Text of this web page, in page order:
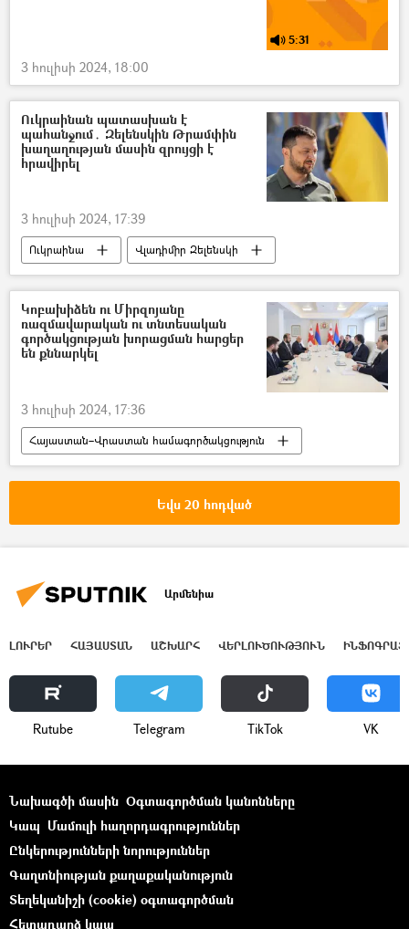
5:31
3 հուլիսի 2024, 18:00
Ուկրաինան պատասխան է
պահանջում․ Զելենսկին Թրամփին
խաղաղության մասին զրույցի է
հրավիրել
3 հուլիսի 2024, 17:39
Ուկրաինա
Վլադիմիր Զելենսկի
ԱՄՆ
Դոնալդ Թրամփ
Պատերազմ
Դոնբասի պաշտպանություն. ՌԴ–ի ռազմական հատուկ գործողությունը Ուկրաինայում
Կոբախիձեն ու Միրզոյանը
ռազմավարական ու տնտեսական
գործակցության խորացման հարցեր
են քննարկել
3 հուլիսի 2024, 17:36
Հայաստան–Վրաստան համագործակցություն
Վրաստանի Հանրապետություն
Իրակլի Կոբախիձե
Եվս 20 հոդված
Արմենիա
ԼՈՒՐԵՐ ՀԱՅԱՍՏԱՆ ԱՇԽԱՐՀ ՎԵՐԼՈՒԾՈՒԹՅՈՒՆ
Rutube Telegram ТikТоk VK
Նախագծի մասին Օգտագործման կանոնները
Կապ Մամուլի հաղորդագրություններ
Ընկերությունների նորություններ
Գաղտնիության քաղաքականություն
Տեղեկանիշի (cookie) օգտագործման
Հետադարձ կապ